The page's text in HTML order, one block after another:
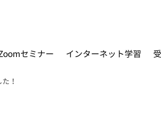
セミナー インターネット学習
！